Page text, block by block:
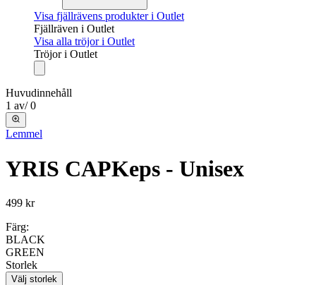
Visa fjällrävens produkter i Outlet
Fjällräven i Outlet
Visa alla tröjor i Outlet
Tröjor i Outlet
Huvudinnehåll
1 av/ 0
Lemmel
YRIS CAPKeps - Unisex
499 kr
Färg:
BLACK
GREEN
Storlek
Välj storlek